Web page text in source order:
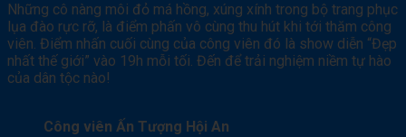
Những cô nàng môi đỏ má hồng, xúng xính trong bộ trang phục
lụa đào rực rỡ, là điểm phấn vô cùng thu hút khi tới thăm công
viên. Điểm nhấn cuối cùng của công viên đó là show diễn “Đẹp
nhất thế giới” vào 19h mỗi tối. Đến để trải nghiệm niềm tự hào
của dân tộc nào!
Công viên Ấn Tượng Hội An